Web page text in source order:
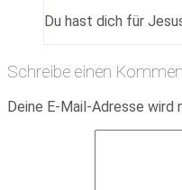
Du hast dich für
Schreibe einen
Deine E-Mail-Adresse